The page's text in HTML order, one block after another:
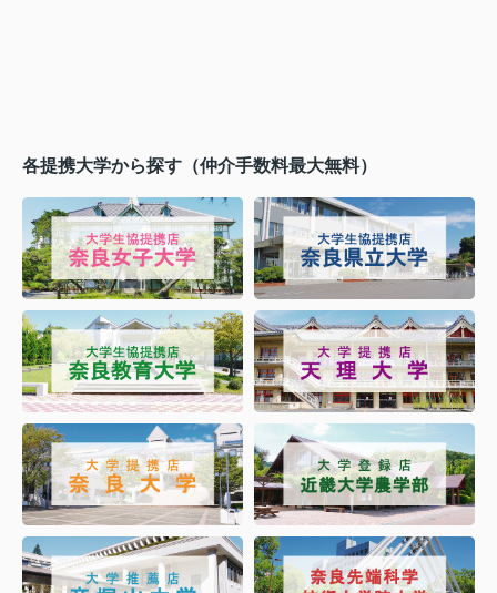
各提携大学から探す（仲介手数料最大無料）